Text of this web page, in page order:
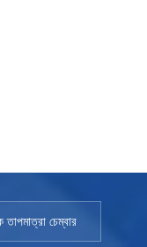
তাপমাত্রা চেম্বার